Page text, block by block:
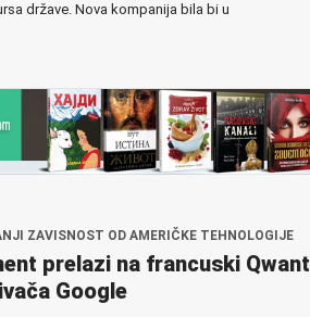
države. Nova kompanija bila bi u
ZAVISNOST OD AMERIČKE TEHNOLOGIJE
prelazi na francuski Qwant
Google